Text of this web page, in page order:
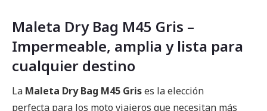
Maleta Dry Bag M45 Gris –
Impermeable, amplia y lista para
cualquier destino
La Maleta Dry Bag M45 Grises la elección
perfecta para los moto viajeros que necesitan más